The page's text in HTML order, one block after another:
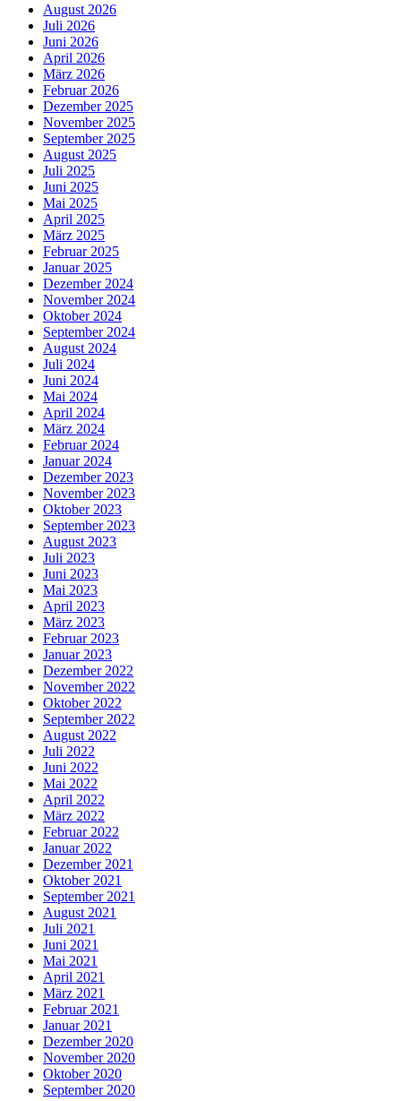
August 2026
Juli 2026
Juni 2026
April 2026
März 2026
Februar 2026
Dezember 2025
November 2025
September 2025
August 2025
Juli 2025
Juni 2025
Mai 2025
April 2025
März 2025
Februar 2025
Januar 2025
Dezember 2024
November 2024
Oktober 2024
September 2024
August 2024
Juli 2024
Juni 2024
Mai 2024
April 2024
März 2024
Februar 2024
Januar 2024
Dezember 2023
November 2023
Oktober 2023
September 2023
August 2023
Juli 2023
Juni 2023
Mai 2023
April 2023
März 2023
Februar 2023
Januar 2023
Dezember 2022
November 2022
Oktober 2022
September 2022
August 2022
Juli 2022
Juni 2022
Mai 2022
April 2022
März 2022
Februar 2022
Januar 2022
Dezember 2021
Oktober 2021
September 2021
August 2021
Juli 2021
Juni 2021
Mai 2021
April 2021
März 2021
Februar 2021
Januar 2021
Dezember 2020
November 2020
Oktober 2020
September 2020